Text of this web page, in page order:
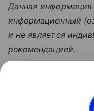
Данная информация
информационный
и не является
рекомендацией.
Доход: 5
Рассказываем, что